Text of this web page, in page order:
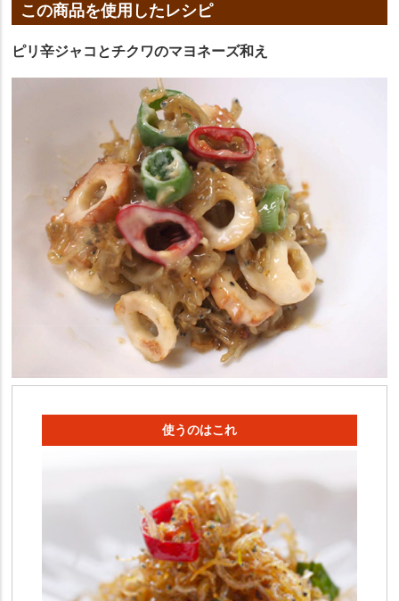
この商品を使用したレシピ
ピリ辛ジャコとチクワのマヨネーズ和え
使うのはこれ